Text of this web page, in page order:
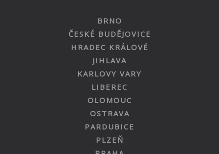
BRNO
ČESKÉ BUDĚJOVICE
HRADEC KRÁLOVÉ
JIHLAVA
KARLOVY VARY
LIBEREC
OLOMOUC
OSTRAVA
PARDUBICE
PLZEŇ